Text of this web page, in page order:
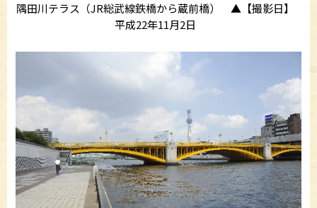
隅田川テラス（JR総武線鉄橋から蔵前橋） ▲【撮影日】
平成22年11月2日